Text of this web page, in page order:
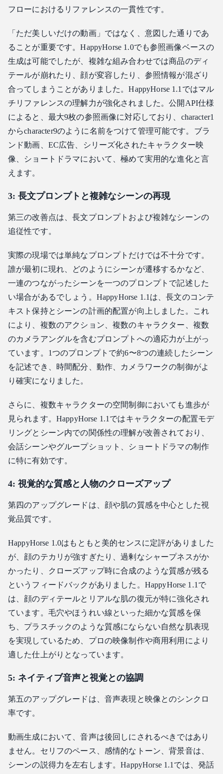
フローにおけるリファレンスの一貫性です。
「ただ美しいだけの動画」ではなく、意図した通りであ
ることが重要です。HappyHorse 1.0でも参照画像ベースの
生成は可能でしたが、複雑な組み合わせでは商品のディ
テールが崩れたり、顔が変容したり、参照情報が混ざり
合ってしまうことがありました。HappyHorse 1.1ではマル
チリファレンスの理解力が強化されました。公開API仕様
によると、最大9枚の参照画像に対応しており、character1
からcharacter9のように名前をつけて管理可能です。ブラ
ンド動画、EC広告、シリーズ化されたキャラクター映
像、ショートドラマにおいて、極めて実用的な進化と言
えます。
3: 長文プロンプトと複雑なシーンの再現
第三の改善点は、長文プロンプトおよび複雑なシーンの
追従性です。
実際の現場では単純なプロンプトだけでは不十分です。
誰が最初に現れ、どのようにシーンが遷移するかなど、
一連のつながったシーンを一つのプロンプトで記述した
い場合があるでしょう。HappyHorse 1.1は、長文のコンテ
キスト保持とシーンの計画的配置が向上しました。これ
により、複数のアクション、複数のキャラクター、複数
のカメラアングルを含むプロンプトへの適応力が上がっ
ています。1つのプロンプトで約6〜8つの連続したシーン
を記述でき、時間配分、動作、カメラワークの制御がよ
り確実になりました。
さらに、複数キャラクターの空間制御においても進歩が
見られます。HappyHorse 1.1ではキャラクターの配置モデ
リングとシーン内での関係性の理解が改善されており、
会話シーンやグループショット、ショートドラマの制作
に特に有効です。
4: 視覚的な質感と人物のクローズアップ
第四のアップグレードは、顔や肌の質感を中心とした視
覚品質です。
HappyHorse 1.0はもともと美的センスに定評がありました
が、顔のテカリが強すぎたり、過剰なシャープネスがか
かったり、クローズアップ時に合成のような質感が残る
というフィードバックがありました。HappyHorse 1.1で
は、顔のディテールとリアルな肌の復元が特に強化され
ています。毛穴やほうれい線といった細かな質感を保
ち、プラスチックのような質感にならない自然な肌表現
を実現しているため、プロの映像制作や商用利用により
適した仕上がりとなっています。
5: ネイティブ音声と視覚との協調
第五のアップグレードは、音声表現と映像とのシンクロ
率です。
動画生成において、音声は後回しにされるべきではあり
ません。セリフのペース、感情的なトーン、背景音は、
シーンの説得力を左右します。HappyHorse 1.1では、発話